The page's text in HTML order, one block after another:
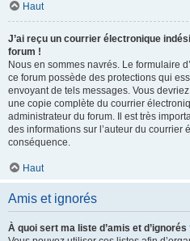
Haut
J’ai reçu un courrier électronique
forum !
Nous en sommes navrés. Le formulaire
ce forum possède des protections qui
envoyant de tels messages. Vous
une copie complète du courrier
administrateur du forum. Il est très
des informations sur l’auteur du courrier
conséquence.
Haut
Amis et ignorés
À quoi sert ma liste d’amis et d’ignorés